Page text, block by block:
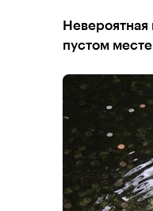
Невероятная
пустом